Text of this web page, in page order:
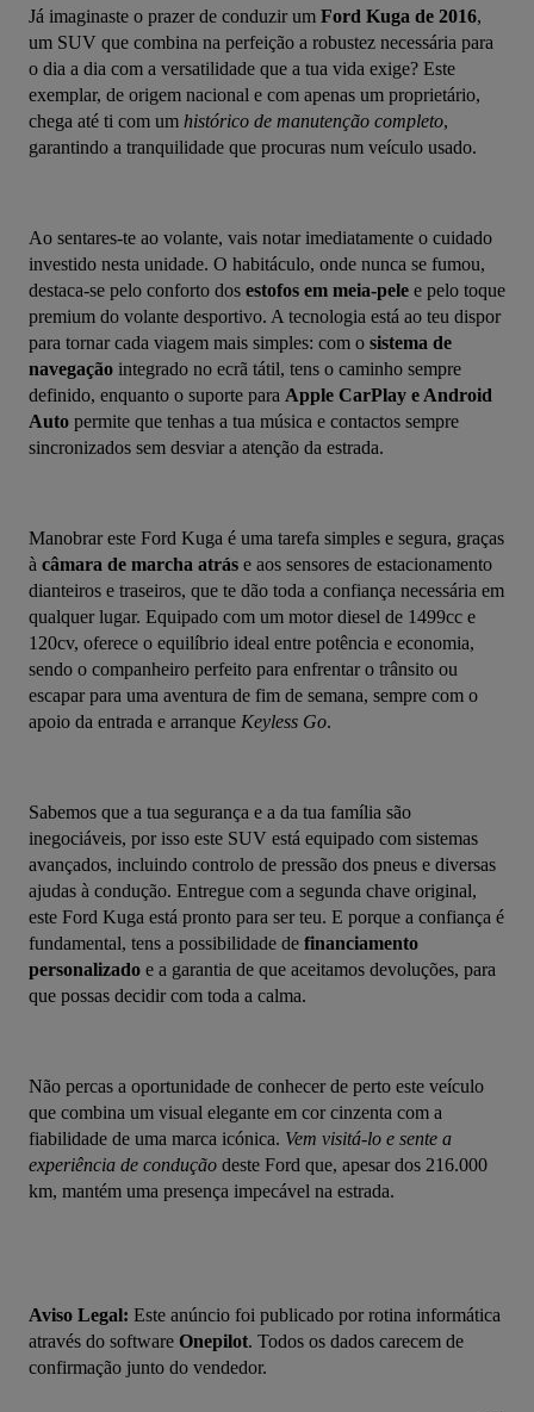
Já imaginaste o prazer de conduzir um Ford Kuga de 2016,
um SUV que combina na perfeição a robustez necessária para
o dia a dia com a versatilidade que a tua vida exige? Este
exemplar, de origem nacional e com apenas um proprietário,
chega até ti com um histórico de manutenção completo,
garantindo a tranquilidade que procuras num veículo usado.
Ao sentares-te ao volante, vais notar imediatamente o cuidado
investido nesta unidade. O habitáculo, onde nunca se fumou,
destaca-se pelo conforto dos estofos em meia-pele e pelo toque
premium do volante desportivo. A tecnologia está ao teu dispor
para tornar cada viagem mais simples: com o sistema de
navegação integrado no ecrã tátil, tens o caminho sempre
definido, enquanto o suporte para Apple CarPlay e Android
Auto permite que tenhas a tua música e contactos sempre
sincronizados sem desviar a atenção da estrada.
Manobrar este Ford Kuga é uma tarefa simples e segura, graças
à câmara de marcha atrás e aos sensores de estacionamento
dianteiros e traseiros, que te dão toda a confiança necessária em
qualquer lugar. Equipado com um motor diesel de 1499cc e
120cv, oferece o equilíbrio ideal entre potência e economia,
sendo o companheiro perfeito para enfrentar o trânsito ou
escapar para uma aventura de fim de semana, sempre com o
apoio da entrada e arranque Keyless Go.
Sabemos que a tua segurança e a da tua família são
inegociáveis, por isso este SUV está equipado com sistemas
avançados, incluindo controlo de pressão dos pneus e diversas
ajudas à condução. Entregue com a segunda chave original,
este Ford Kuga está pronto para ser teu. E porque a confiança é
fundamental, tens a possibilidade de financiamento
personalizado e a garantia de que aceitamos devoluções, para
que possas decidir com toda a calma.
Não percas a oportunidade de conhecer de perto este veículo
que combina um visual elegante em cor cinzenta com a
fiabilidade de uma marca icónica. Vem visitá-lo e sente a
experiência de condução deste Ford que, apesar dos 216.000
km, mantém uma presença impecável na estrada.
Aviso Legal: Este anúncio foi publicado por rotina informática
através do software Onepilot. Todos os dados carecem de
confirmação junto do vendedor.